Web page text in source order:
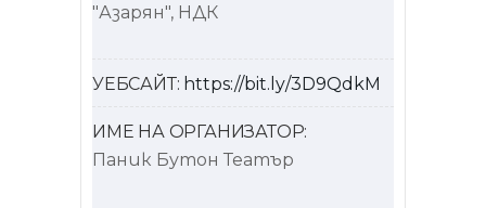
"Азарян", НДК
УЕБСАЙТ: https://bit.ly/3D9QdkM
ИМЕ НА ОРГАНИЗАТОР:
Паник Бутон Театър